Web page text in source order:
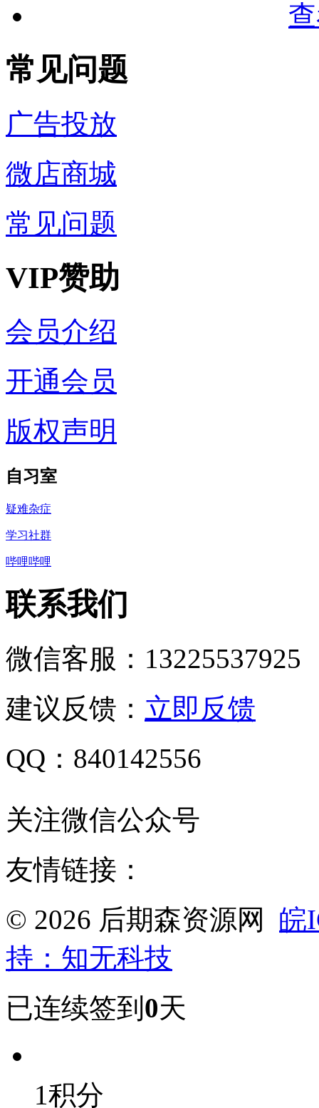
常见问题
广告投放
微店商城
常见问题
VIP赞助
会员介绍
开通会员
版权声明
自习室
疑难杂症
学习社群
哔哩哔哩
联系我们
微信客服：13225537925
建议反馈： 立即反馈
QQ：840142556
关注微信公众号
友情链接：
© 2026 后期森资源网
皖
持：知无科技
已连续签到 0天
1积分